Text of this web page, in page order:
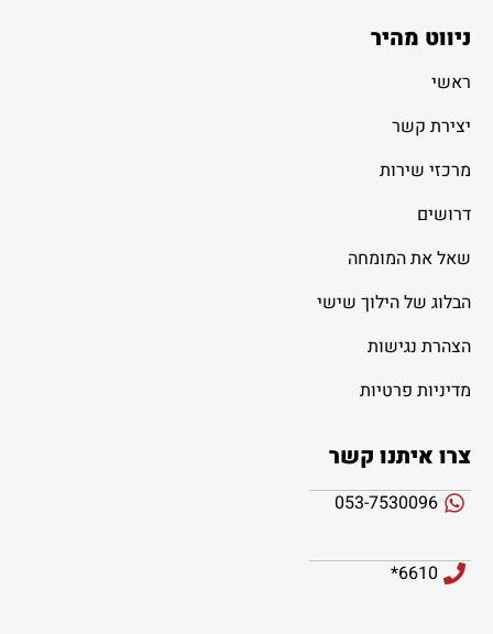
ניווט מהיר
ראשי
יצירת קשר
מרכזי שירות
דרושים
שאל את המומחה
הבלוג של הילוך שישי
הצהרת נגישות
מדיניות פרטיות
צרו איתנו קשר
053-7530096
6610*